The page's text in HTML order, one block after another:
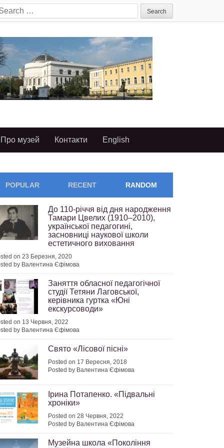
Про музей Контакти English
POPULAR RECENT RANDOM
До 110-річчя від дня народження
Тамари Цвелих (1910–2010),
української педагогині,
засновниці наукової школи
естетичного виховання
on 23 Березня, 2020
by Валентина Єфімова
Заняття обласної педагогічної
студії Тетяни Лаговської,
керівника гуртка «Юні
екскурсоводи»
on 13 Червня, 2022
by Валентина Єфімова
Свято «Лісової пісні»
Posted on 17 Вересня, 2018
Posted by Валентина Єфімова
Ірина Потапенко. «Підвальні
хроніки»
Posted on 28 Червня, 2022
Posted by Валентина Єфімова
Музейна школа «Покоління